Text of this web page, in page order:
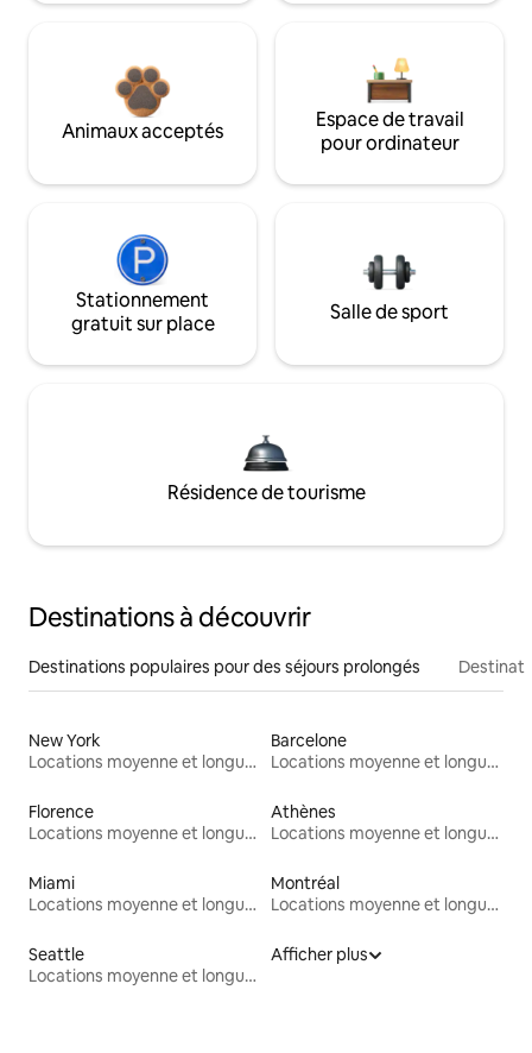
Animaux acceptés
Espace de travail
pour ordinateur
Stationnement
gratuit sur place
Salle de sport
Résidence de tourisme
Destinations à découvrir
Destinations populaires pour des séjours prolongés
New York
Locations moyenne et longue durée
Barcelone
Locations moyenne et longue durée
Florence
Locations moyenne et longue durée
Athènes
Locations moyenne et longue durée
Miami
Locations moyenne et longue durée
Montréal
Locations moyenne et longue durée
Seattle
Locations moyenne et longue durée
Afficher plus